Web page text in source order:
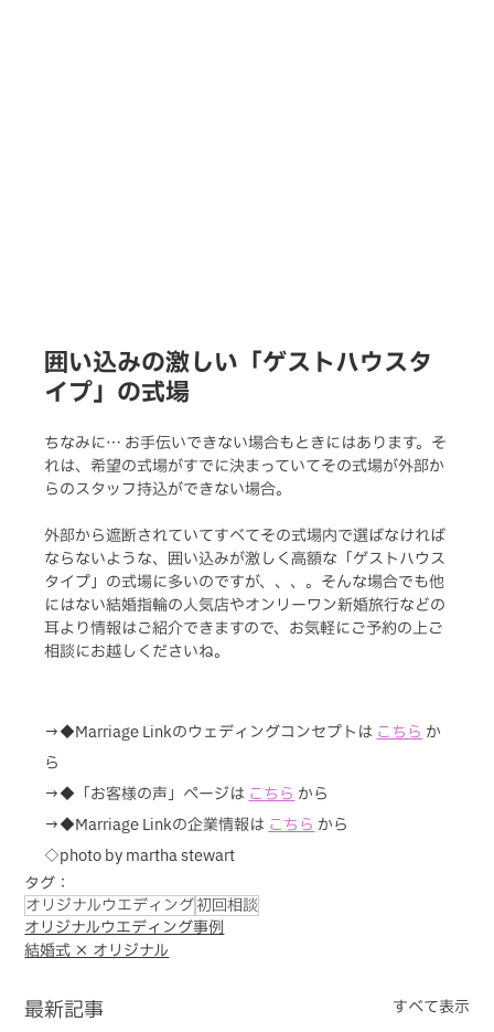
囲い込みの激しい「ゲストハウスタ
イプ」の式場
ちなみに… お手伝いできない場合もときにはあります。そ
れは、希望の式場がすでに決まっていてその式場が外部か
らのスタッフ持込ができない場合。
外部から遮断されていてすべてその式場内で選ばなければ
ならないような、囲い込みが激しく高額な「ゲストハウス
タイプ」の式場に多いのですが、、、。そんな場合でも他
にはない結婚指輪の人気店やオンリーワン新婚旅行などの
耳より情報はご紹介できますので、お気軽にご予約の上ご
相談にお越しくださいね。
→◆Marriage Linkのウェディングコンセプトは こちら か
ら
→◆「お客様の声」ページは こちら から
→◆Marriage Linkの企業情報は こちら から
◇photo by martha stewart
タグ：
オリジナルウエディング初回相談
オリジナルウエディング事例
結婚式 × オリジナル
最新記事 すべて表示